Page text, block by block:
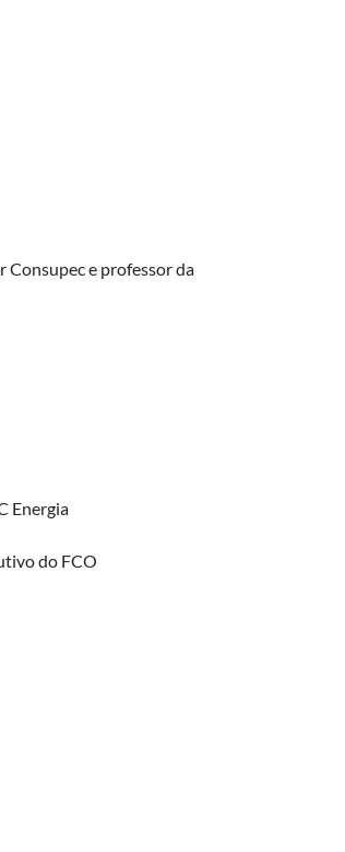
Consupec e professor da
Energia
do FCO